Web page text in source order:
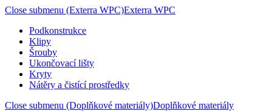
Close submenu (Exterra WPC)Exterra WPC
Podkonstrukce
Klipy
Šrouby
Ukončovací lišty
Kryty
Nátěry a čistící prostředky
Close submenu (Doplňkové materiály)Doplňkové materiály